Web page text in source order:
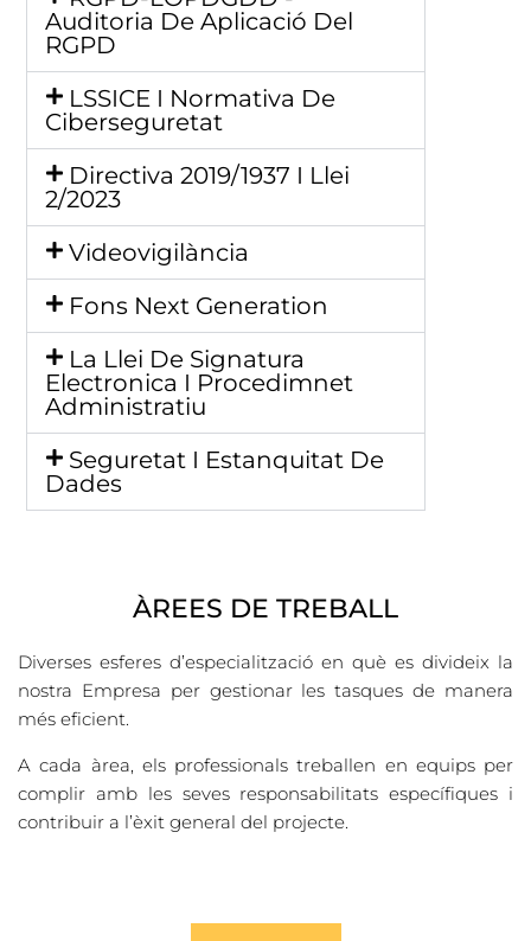
Auditoria De Aplicació Del
RGPD
LSSICE I Normativa De
Ciberseguretat
Directiva 2019/1937 I Llei
2/2023
Videovigilància
Fons Next Generation
La Llei De Signatura
Electronica I Procedimnet
Administratiu
Seguretat I Estanquitat De
Dades
ÀREES DE TREBALL
Diverses esferes d’especialització en què es divideix la
nostra Empresa per gestionar les tasques de manera
més eficient.
A cada àrea, els professionals treballen en equips per
complir amb les seves responsabilitats específiques i
contribuir a l’èxit general del projecte.